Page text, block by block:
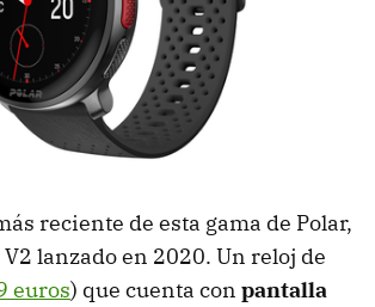
reciente de esta gama de Polar,
lanzado en 2020. Un reloj de
euros) que cuenta con pantalla